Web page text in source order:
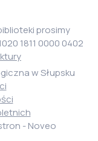
prosimy
1811 0000 0402
w Słupsku
- Noveo